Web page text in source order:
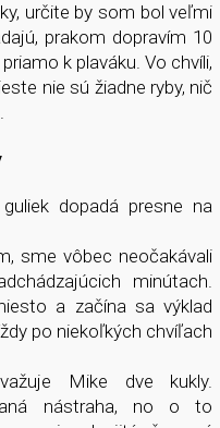
určite by som bol veľmi
prakom dopravím 10
k plaváku. Vo chvíli,
nie sú žiadne ryby, nič
dopadá presne na
sme vôbec neočakávali
minútach.
a začína sa výklad
po niekoľkých chvíľach
Mike dve kukly.
nástraha, no o to